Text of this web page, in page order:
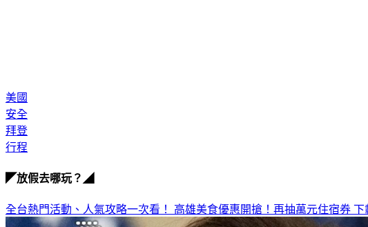
美國
安全
拜登
行程
◤放假去哪玩？◢
全台熱門活動、人氣攻略一次看！ 高雄美食優惠開搶！再抽萬元住宿券 下